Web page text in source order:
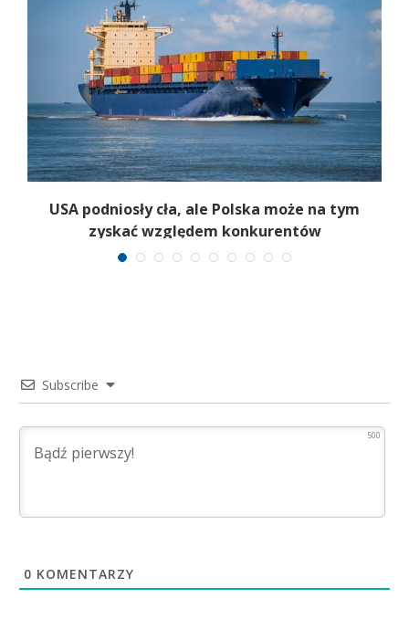
USA podniosły cła, ale Polska może na tym
zyskać względem konkurentów
Subscribe
500
0 KOMENTARZY